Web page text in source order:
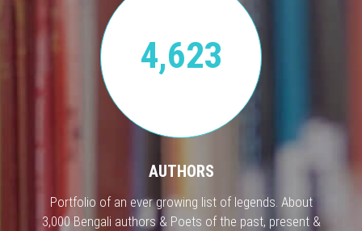
4,623
AUTHORS
Portfolio of an ever growing list of legends. About
3,000 Bengali authors & Poets of the past, present &